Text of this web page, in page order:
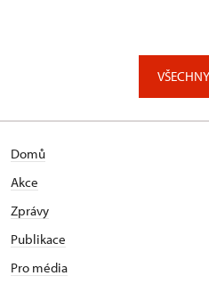
Domů
Akce
Zprávy
Publikace
Pro média